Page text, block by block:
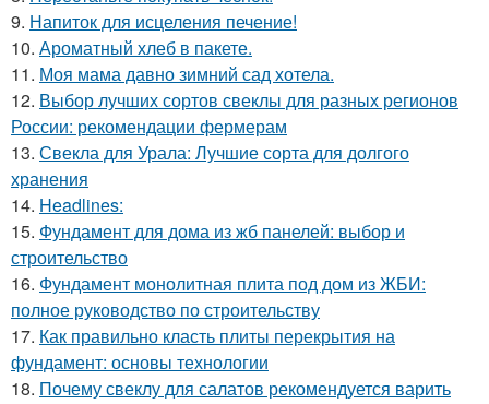
9. Напиток для исцеления печение!
10. Ароматный хлеб в пакете.
11. Моя мама давно зимний сад хотела.
12. Выбор лучших сортов свеклы для разных регионов
России: рекомендации фермерам
13. Свекла для Урала: Лучшие сорта для долгого
хранения
14. Headlines:
15. Фундамент для дома из жб панелей: выбор и
строительство
16. Фундамент монолитная плита под дом из ЖБИ:
полное руководство по строительству
17. Как правильно класть плиты перекрытия на
фундамент: основы технологии
18. Почему свеклу для салатов рекомендуется варить